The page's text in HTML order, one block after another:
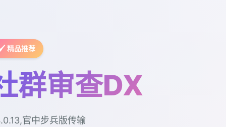
精品推荐
群审查DX
官中步兵版传输